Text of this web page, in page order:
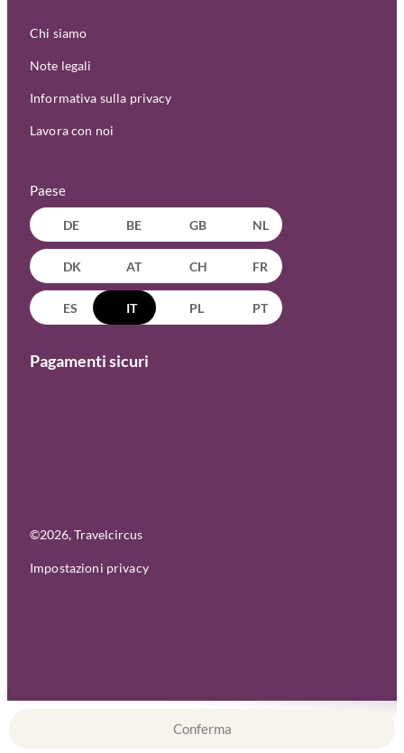
Conferma
Chi siamo
Note legali
Informativa sulla privacy
Lavora con noi
Paese
DE BE GB NL
DK AT CH FR
ES IT PL PT
Pagamenti sicuri
©2026, Travelcircus
Impostazioni privacy